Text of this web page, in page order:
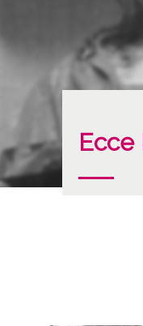
Ecce